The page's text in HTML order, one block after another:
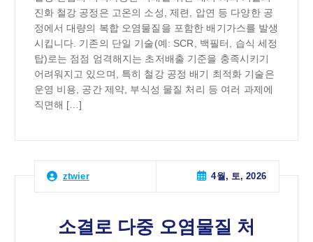
진화 철강 공정은 고온의 소성, 제련, 압연 등 다양한 공
정에서 대량의 복합 오염물질을 포함한 배기가스를 발생
시킵니다. 기존의 단일 기술(예: SCR, 백필터, 습식 세정
탑)로는 점점 엄격해지는 초저배출 기준을 충족시키기
어려워지고 있으며, 특히 철강 공정 배기 최적화 기술은
운영 비용, 공간 제약, 부식성 물질 처리 등 여러 과제에
직면해 […]
ztwier 4월, 토, 2026
소결로 다중 오염물질 처